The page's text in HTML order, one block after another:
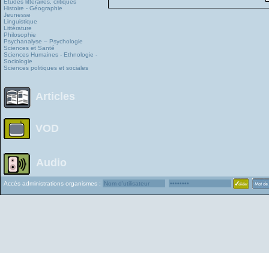
Histoire - Géographie
Jeunesse
Linguistique
Littérature
Philosophie
Psychanalyse – Psychologie
Sciences et Santé
Sciences Humaines - Ethnologie -
Sociologie
Sciences politiques et sociales
Articles
VOD
Audio
Accès administrations organismes :